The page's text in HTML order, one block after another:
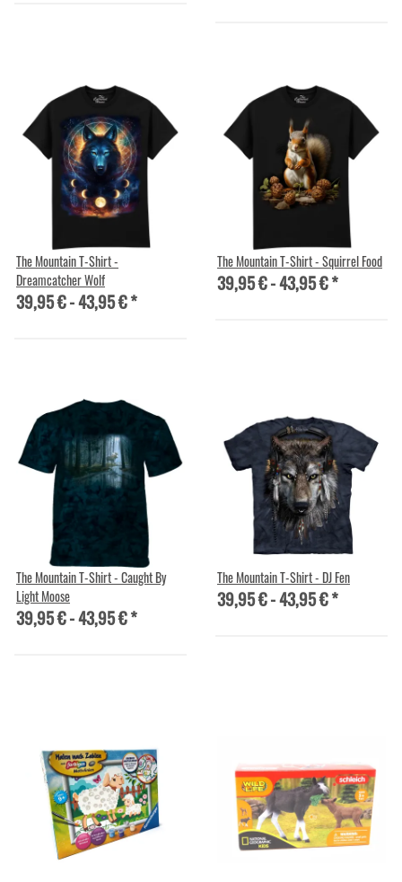
The Mountain T-Shirt -
Dreamcatcher Wolf
39,95 € -43,95 €*
The Mountain T-Shirt - Squirrel Food
39,95 € -43,95 €*
The Mountain T-Shirt - Caught By
Light Moose
39,95 € -43,95 €*
The Mountain T-Shirt - DJ Fen
39,95 € -43,95 €*